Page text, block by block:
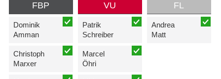
FBP
Dominik
Amman
Christoph
Marxer
VU
Patrik
Schreiber
Marcel
Öhri
FL
Andrea
Matt